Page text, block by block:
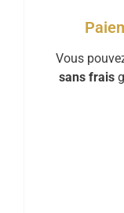
Vous
sans frais